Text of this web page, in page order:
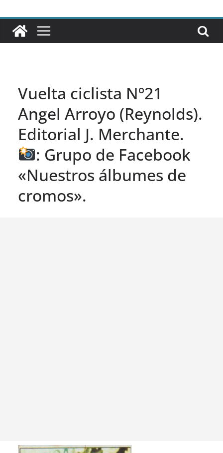
Vuelta ciclista Nº21
Angel Arroyo (Reynolds).
Editorial J. Merchante.
: Grupo de Facebook
«Nuestros álbumes de
cromos».